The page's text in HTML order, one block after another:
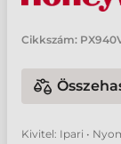
Cikkszám:
Kivitel: Ipari •